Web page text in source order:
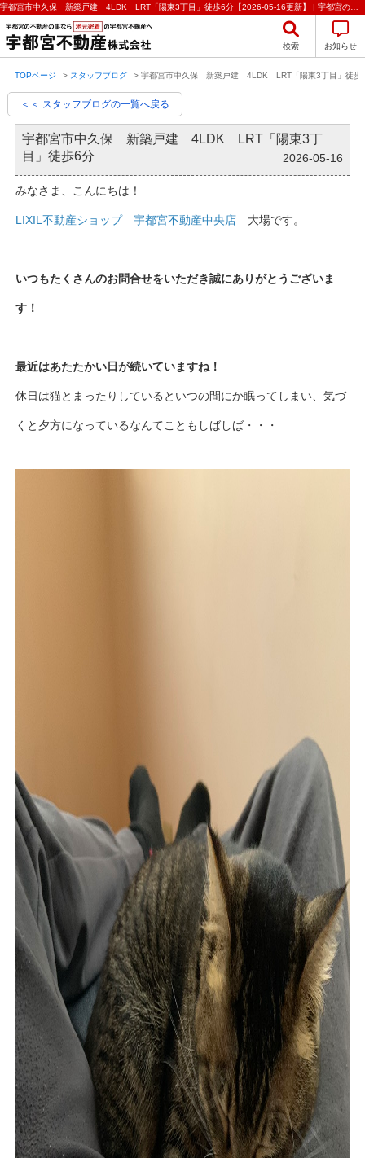
検索 お知らせ
TOPページ > スタッフブログ > 宇都宮市中久保 新築戸建 4LDK LRT「陽東3丁目」徒歩
＜＜ スタッフブログの一覧へ戻る
宇都宮市中久保 新築戸建 4LDK LRT「陽東3丁
目」徒歩6分
2026-05-16
みなさま、こんにちは！
LIXIL不動産ショップ 宇都宮不動産中央店 大場です。
いつもたくさんのお問合せをいただき誠にありがとうございま
す！
最近はあたたかい日が続いていますね！
休日は猫とまったりしているといつの間にか眠ってしまい、気づ
くと夕方になっているなんてこともしばしば・・・